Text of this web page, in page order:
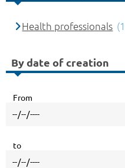
Health professionals
By date of creation
From
to